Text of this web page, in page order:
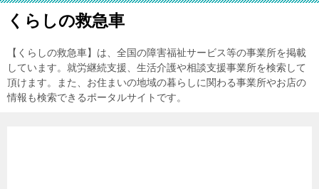
くらしの救急車
【くらしの救急車】は、全国の障害福祉サービス等の事業所を掲載
しています。就労継続支援、生活介護や相談支援事業所を検索して
頂けます。また、お住まいの地域の暮らしに関わる事業所やお店の
情報も検索できるポータルサイトです。